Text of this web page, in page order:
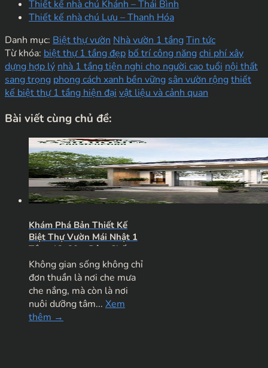
Thiết kế nhà chú Khánh – Thái Bình
Thiết kế nhà chú Lưu – Thanh Hóa
Danh mục: Biệt thự vườnNhà vườn 1 tầngTin tức
Từ khóa: biệt thự 1 tầng đẹpbố trí công năngchi phí xây
dựng hợp lýnhà 1 tầng tiện nghi cho người cao tuổinội thất
sang trọng phong cách xanh bền vữngsân vườn rộngthiết
kế biệt thự 1 tầng hiện đạivật liệu và cảnh quan
Bài viết cùng chủ đề:
Khám Phá Bản Thiết Kế
Biệt Thự Vườn Mái Nhật 1
Tầng 12x20m Đậm Chất
Nghỉ Dưỡng
Không gian sống không chỉ
đơn thuần là nơi che mưa
che nắng, mà còn là nơi
nuôi dưỡng tâm... Xem
thêm →